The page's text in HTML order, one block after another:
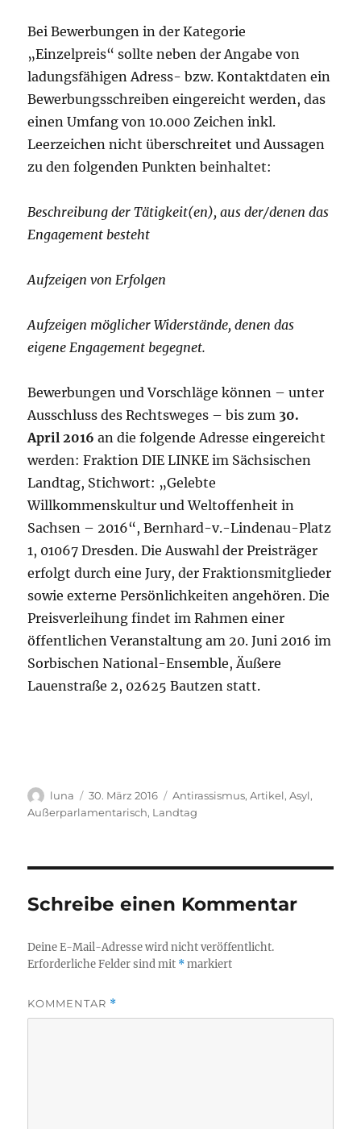
Bei Bewerbungen in der Kategorie
„Einzelpreis“ sollte neben der Angabe von
ladungsfähigen Adress- bzw. Kontaktdaten ein
Bewerbungsschreiben eingereicht werden, das
einen Umfang von 10.000 Zeichen inkl.
Leerzeichen nicht überschreitet und Aussagen
zu den folgenden Punkten beinhaltet:
Beschreibung der Tätigkeit(en), aus der/denen das
Engagement besteht
Aufzeigen von Erfolgen
Aufzeigen möglicher Widerstände, denen das
eigene Engagement begegnet.
Bewerbungen und Vorschläge können – unter
Ausschluss des Rechtsweges – bis zum 30.
April 2016 an die folgende Adresse eingereicht
werden: Fraktion DIE LINKE im Sächsischen
Landtag, Stichwort: „Gelebte
Willkommenskultur und Weltoffenheit in
Sachsen – 2016“, Bernhard-v.-Lindenau-Platz
1, 01067 Dresden. Die Auswahl der Preisträger
erfolgt durch eine Jury, der Fraktionsmitglieder
sowie externe Persönlichkeiten angehören. Die
Preisverleihung findet im Rahmen einer
öffentlichen Veranstaltung am 20. Juni 2016 im
Sorbischen National-Ensemble, Äußere
Lauenstraße 2, 02625 Bautzen statt.
Autor
luna
Veröffentlicht
am
30. März 2016 Kategorien
Antirassismus,Artikel,Asyl,
Außerparlamentarisch, Landtag
Schreibe einen Kommentar
Deine E-Mail-Adresse wird nicht veröffentlicht.
Erforderliche Felder sind mit *markiert
KOMMENTAR *